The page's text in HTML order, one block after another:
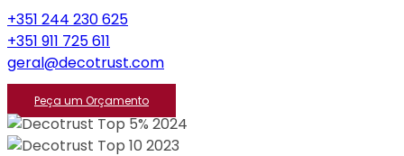
+351 244 230 625
+351 911 725 611
geral@decotrust.com
Peça um Orçamento